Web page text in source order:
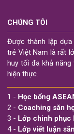
CHÚNG TÔI
Được thành lập
trẻ Việt Nam là rất
huy tối đa khả
hiện thực.
1 - Học bổng
2 - Coaching săn
3 - Lớp chinh phục
4 - Lớp viết luận